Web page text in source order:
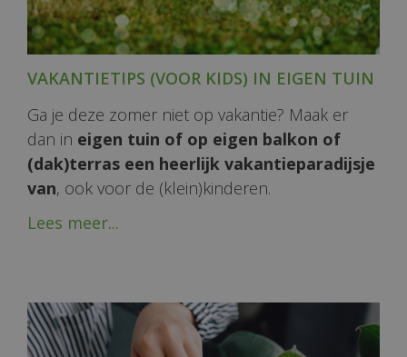
VAKANTIETIPS (VOOR KIDS) IN EIGEN TUIN
Ga je deze zomer niet op vakantie? Maak er
dan in eigen tuin of op eigen balkon of
(dak)terras een heerlijk vakantieparadijsje
van, ook voor de (klein)kinderen.
Lees meer...